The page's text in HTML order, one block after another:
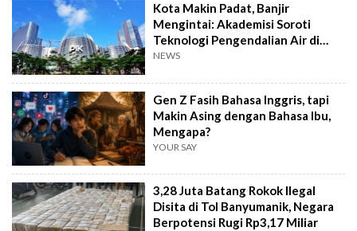
Kota Makin Padat, Banjir
Mengintai: Akademisi Soroti
Teknologi Pengendalian Air di
PIK2
NEWS
Gen Z Fasih Bahasa Inggris, tapi
Makin Asing dengan Bahasa Ibu,
Mengapa?
YOUR SAY
3,28 Juta Batang Rokok Ilegal
Disita di Tol Banyumanik, Negara
Berpotensi Rugi Rp3,17 Miliar